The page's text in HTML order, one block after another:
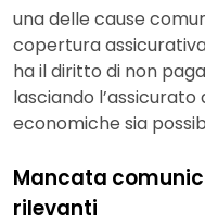
una delle cause
copertura
ha il diritto di non
lasciando
economiche sia
Mancata
rilevanti